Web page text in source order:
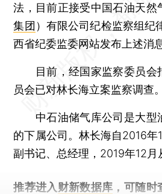
法，目前正接受中国石油天然
集团 ）有限公司纪检监察组纪
西省纪委监委网站发布上述消息
目前，经国家监察委员会
员会已对林长海立案监察调查。
中石油储气库公司是大型
的下属公司。林长海自2016年
副书记、总经理，2019年12月
推荐进入 财新数据库 ，可随